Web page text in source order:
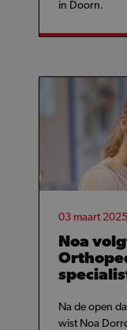
in Doorn.
03 maart 2025
Noa
Na de open
wist Noa